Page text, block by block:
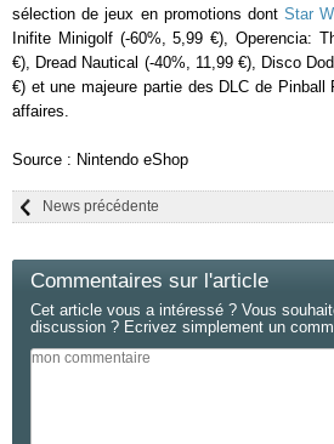
sélection de jeux en promotions dontStar
Inifite Minigolf (-60%, 5,99 €), Operencia:
€), Dread Nautical (-40%, 11,99 €), Disco
€) et une majeure partie des DLC de Pinball
affaires.
Source : Nintendo eShop
News précédente
Commentaires sur l'article
Cet article vous a intéressé ? Vous
discussion ? Ecrivez simplement un